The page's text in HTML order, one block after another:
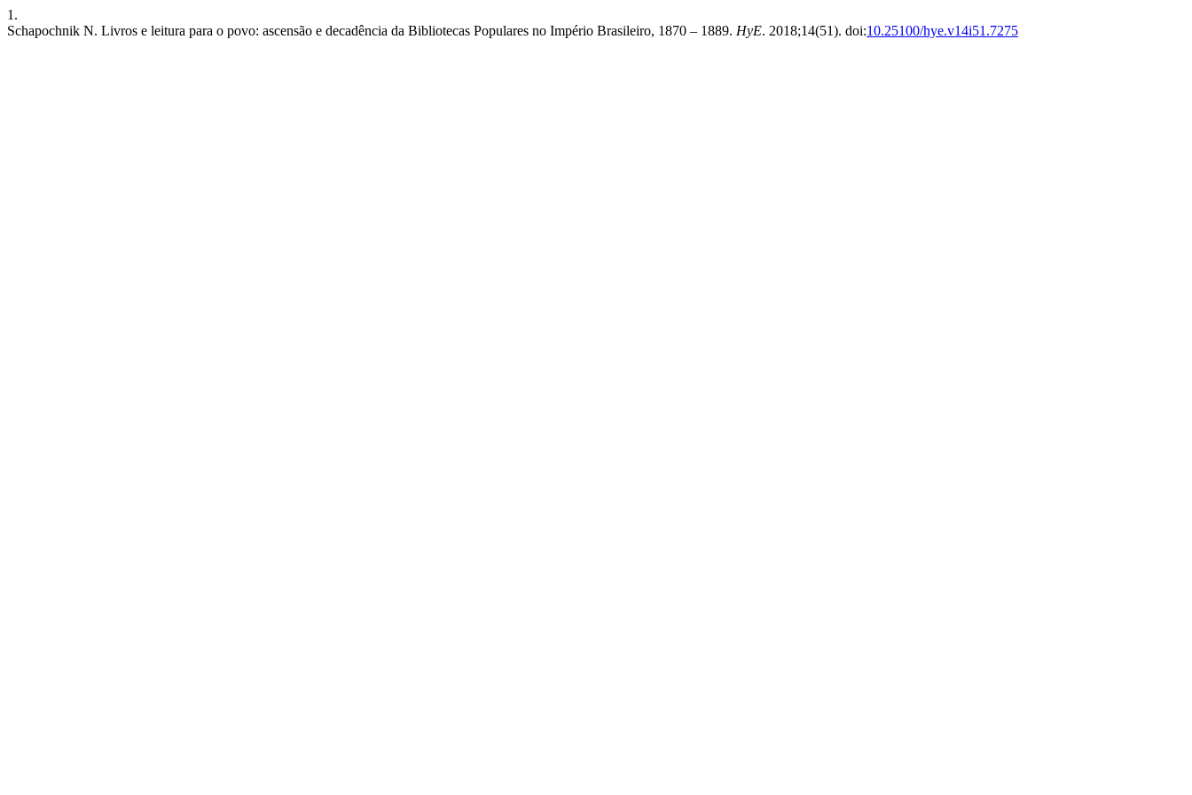
1.
Schapochnik N. Livros e leitura para o povo: ascensão e decadência da Bibliotecas Populares no Império Brasileiro, 1870 – 1889. HyE. 2018;14(51). doi:10.25100/hye.v14i51.7275